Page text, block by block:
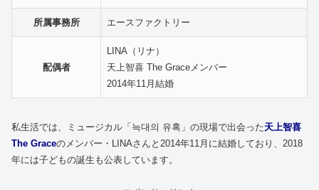
所属事務所 エースファクトリー
配偶者
LINA（リナ）
天上智喜 The Graceメンバー
2014年11月結婚
私生活では、ミュージカル「늑대의 유혹」の現場で出会った天上智喜
The Graceのメンバー・LINAさんと2014年11月に結婚しており、2018
年には子どもの誕生も公表しています。